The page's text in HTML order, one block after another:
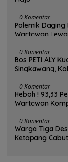
0 Komentar
Polemik Daging
Wartawan
0 Komentar
Bos PETI ALY
Singkawang,
0 Komentar
Heboh ! 93,33
Wartawan
0 Komentar
Warga Tiga
Ketapang